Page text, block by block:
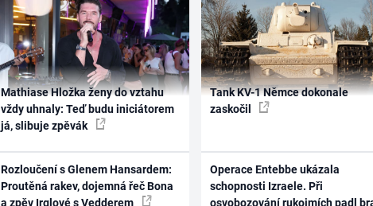
Mathiase Hložka ženy do vztahu
vždy uhnaly: Teď budu iniciátorem
já, slibuje zpěvák
Rozloučení s Glenem Hansardem:
Proutěná rakev, dojemná řeč Bona
a zpěv Irglové s Vedderem
Tank KV-1 Němce dokonale
zaskočil
Operace Entebbe ukázala
schopnosti Izraele. Při
osvobozování rukojmích padl